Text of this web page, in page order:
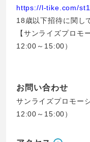
https://l-tike.com/
18歳以下招待に関し
【サンライズプロ
12:00～15:00）
お問い合わせ
サンライズプロモ
12:00～15:00）